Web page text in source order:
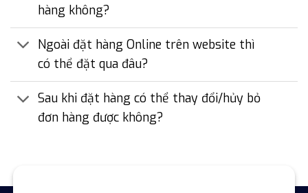
hàng không?
Ngoài đặt hàng Online trên website thì
có thể đặt qua đâu?
Sau khi đặt hàng có thể thay đổi/hủy bỏ
đơn hàng được không?